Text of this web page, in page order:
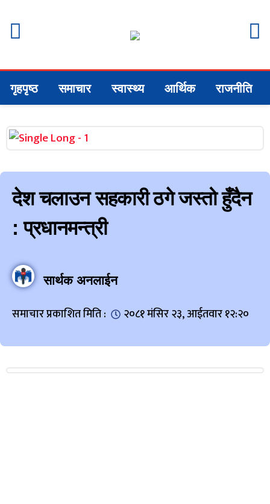
गृहपृष्ठ समाचार स्वास्थ्य आर्थिक राजनीति
देश चलाउन सहकारी ठगे जस्तो हुँदैन
: प्रधानमन्त्री
सार्थक अनलाईन
समाचार प्रकाशित मिति : २०८१ मंसिर २३, आईतवार १२:२०